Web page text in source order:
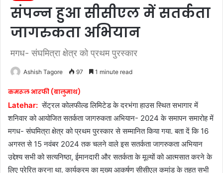
संपन्‍न हुआ सीसीएल में सतर्कता
जागरुकता अभियान
मगध- संघमित्रा क्षेत्र को प्रथम पुरस्कार
Ashish Tagore 97 1 minute read
कमरूल आरफी (बालुमाथ)
Latehar: सेंट्रल कोलफील्ड लिमिटेड के दरभंगा हाउस स्थित सभागार में
शनिवार को आयोजित सतर्कता जागरुकता अभियान- 2024 के समापन समारोह में
मगध- संघमित्रा क्षेत्र को प्रथम पुरस्कार से सम्मानित किया गया. बता दें कि 16
अगस्त से 15 नवंबर 2024 तक चलने वाले इस सतर्कता जागरुकता अभियान
उद्देश्य सभी को सत्यनिष्ठा, ईमानदारी और सतर्कता के मूल्यों को आत्मसात करने के
लिए प्रेरित करना था. कार्यक्रम का मुख्य आकर्षण सीसीएल कमांड के तहत सभी